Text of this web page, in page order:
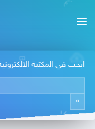
ابحث في المكتبة